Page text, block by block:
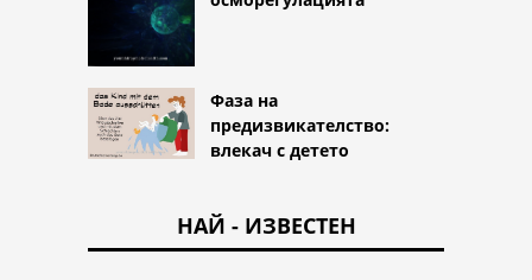
Фаза на
предизвикателство:
влекач с детето
НАЙ - ИЗВЕСТЕН